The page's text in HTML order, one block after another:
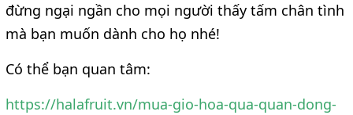
đừng ngại ngần cho mọi người thấy tấm chân tình
mà bạn muốn dành cho họ nhé!
Có thể bạn quan tâm:
https://halafruit.vn/mua-gio-hoa-qua-quan-dong-